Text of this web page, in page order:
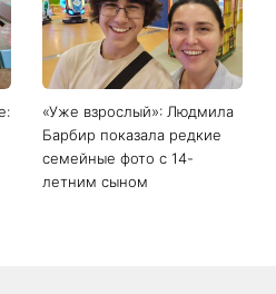
«Уже взрослый»: Людмила
Барбир показала редкие
семейные фото с 14-
летним сыном